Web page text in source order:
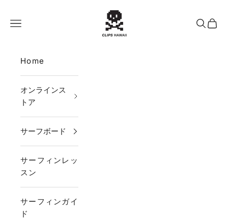
CLIPS HAWAII
メニュー
検索カー
Home
オンラインス
トア
サーフボード
サーフィンレッ
スン
サーフィンガイ
ド